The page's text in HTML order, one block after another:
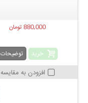
880,000 تومان
خرید توضیحات
افزودن به مقایسه